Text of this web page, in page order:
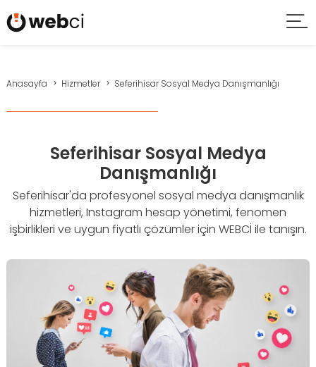
Anasayfa Hizmetler Seferihisar Sosyal Medya Danışmanlığı
Seferihisar Sosyal Medya
Danışmanlığı
Seferihisar'da profesyonel sosyal medya danışmanlık
hizmetleri, Instagram hesap yönetimi, fenomen
işbirlikleri ve uygun fiyatlı çözümler için WEBCİ ile tanışın.